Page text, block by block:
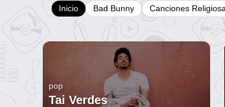
Inicio Bad Bunny Canciones
pop
Tai Verdes